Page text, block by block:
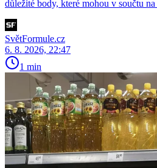
důležité body, které mohou v součtu
SvětFormule.cz
6. 8. 2026, 22:47
1 min